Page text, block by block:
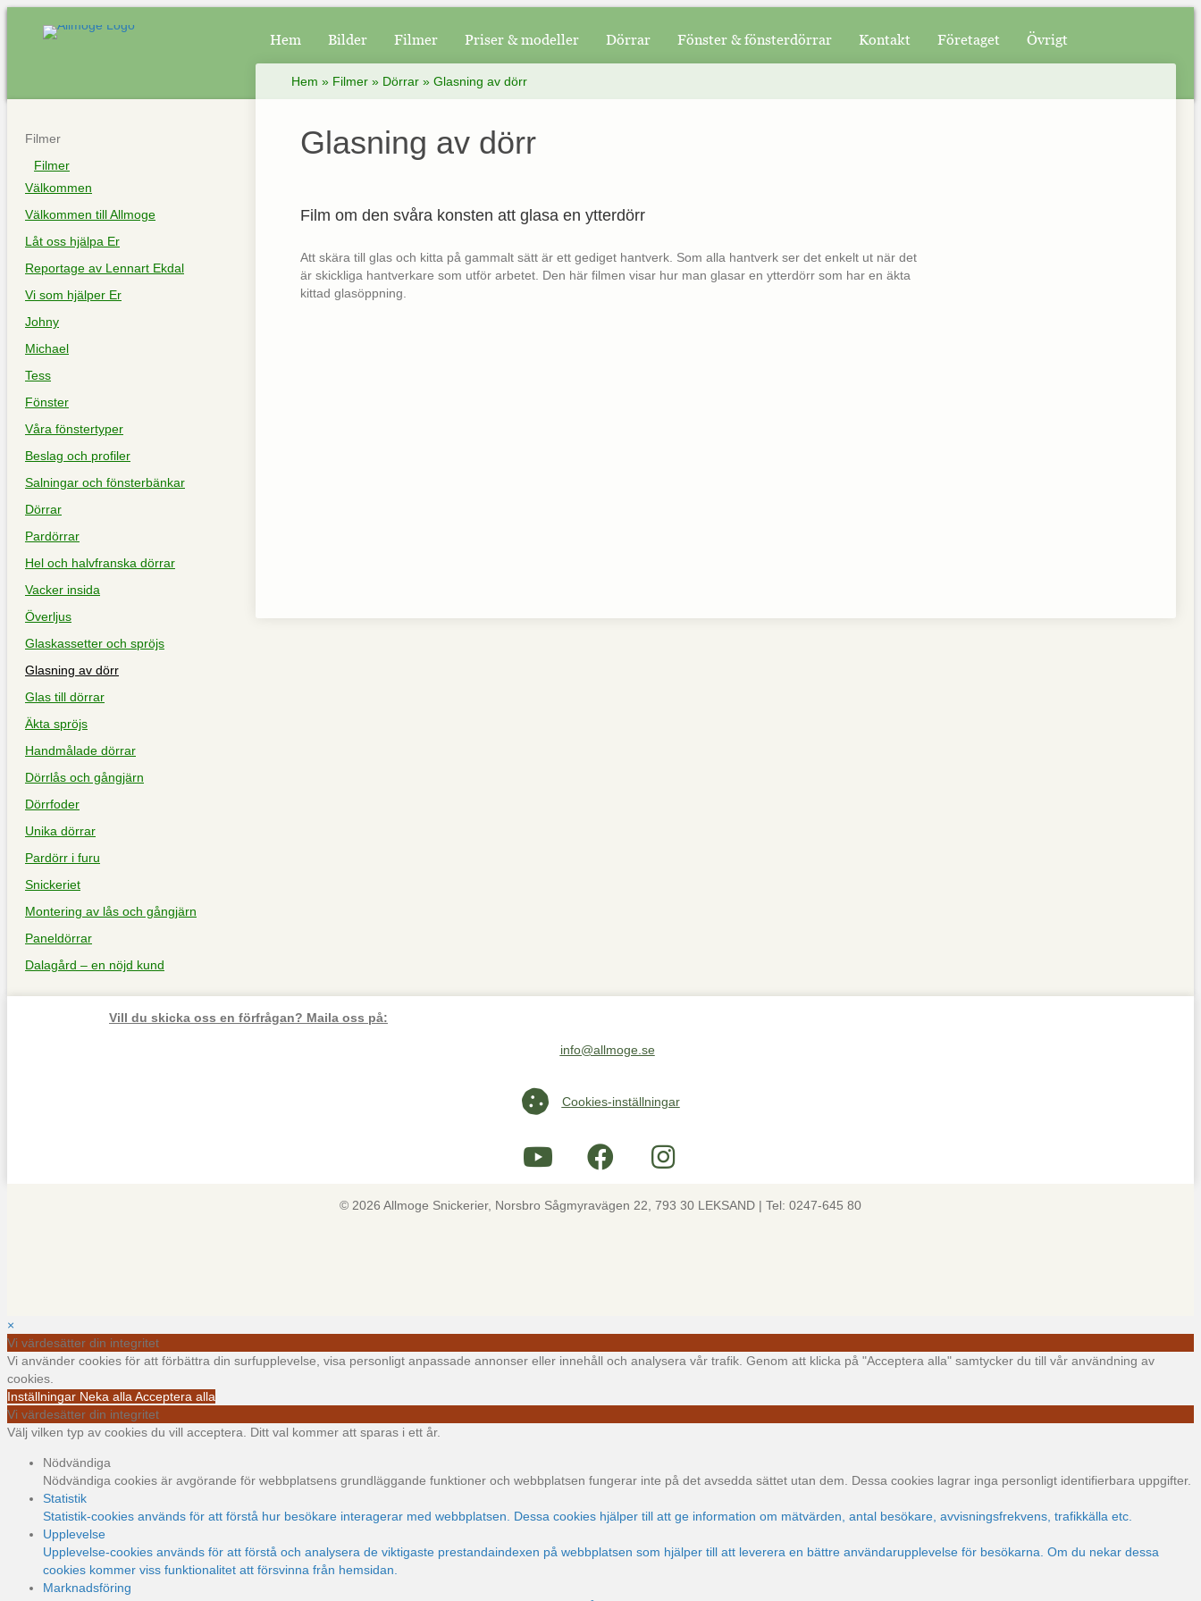
Hem Bilder Filmer Priser & modeller Dörrar Fönster & fönsterdörrar Kontakt Företaget Övrigt
Filmer
Filmer
Välkommen
Välkommen till Allmoge
Låt oss hjälpa Er
Reportage av Lennart Ekdal
Vi som hjälper Er
Johny
Michael
Tess
Fönster
Våra fönstertyper
Beslag och profiler
Salningar och fönsterbänkar
Dörrar
Pardörrar
Hel och halvfranska dörrar
Vacker insida
Överljus
Glaskassetter och spröjs
Glasning av dörr
Glas till dörrar
Äkta spröjs
Handmålade dörrar
Dörrlås och gångjärn
Dörrfoder
Unika dörrar
Pardörr i furu
Snickeriet
Montering av lås och gångjärn
Paneldörrar
Dalagård – en nöjd kund
Hem » Filmer» Dörrar» Glasning av dörr
Glasning av dörr
Film om den svåra konsten att glasa en ytterdörr
Att skära till glas och kitta på gammalt sätt är ett gediget hantverk. Som alla hantverk ser det enkelt ut när det
är skickliga hantverkare som utför arbetet. Den här filmen visar hur man glasar en ytterdörr som har en äkta
kittad glasöppning.
Vill du skicka oss en förfrågan? Maila oss på:
Maila oss på info@allmoge.se
info@allmoge.se
Cookies-inställningar
Cookies-inställningar
© 2026 Allmoge Snickerier, Norsbro Sågmyravägen 22, 793 30 LEKSAND | Tel: 0247-645 80
×
Vi värdesätter din integritet
Vi använder cookies för att förbättra din surfupplevelse, visa personligt anpassade annonser eller innehåll och analysera vår trafik. Genom att klicka på "Acceptera alla" samtycker du till vår användning av
cookies.
Inställningar Neka alla Acceptera alla
Vi värdesätter din integritet
Välj vilken typ av cookies du vill acceptera. Ditt val kommer att sparas i ett år.
Nödvändiga
Nödvändiga cookies är avgörande för webbplatsens grundläggande funktioner och webbplatsen fungerar inte på det avsedda sättet utan dem. Dessa cookies lagrar inga personligt identifierbara uppgifter.
Statistik
Statistik-cookies används för att förstå hur besökare interagerar med webbplatsen. Dessa cookies hjälper till att ge information om mätvärden, antal besökare, avvisningsfrekvens, trafikkälla etc.
Upplevelse
Upplevelse-cookies används för att förstå och analysera de viktigaste prestandaindexen på webbplatsen som hjälper till att leverera en bättre användarupplevelse för besökarna. Om du nekar dessa
cookies kommer viss funktionalitet att försvinna från hemsidan.
Marknadsföring